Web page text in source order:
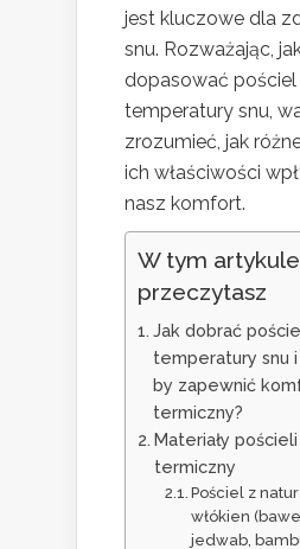
jest kluczowe dla
snu. Rozważając,
dopasować pościel
temperatury snu,
zrozumieć, jak
ich właściwości
nasz komfort.
W tym artykule
przeczytasz
Jak dobrać
temperatury snu
by zapewnić
termiczny?
Materiały
termiczny
Pościel z
włókien
jedwab,